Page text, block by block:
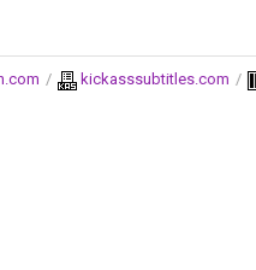
/ kickasssubtitles.com /